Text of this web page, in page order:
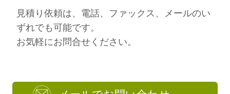
見積り依頼は、電話、ファックス、メールのい
ずれでも可能です。
お気軽にお問合せください。